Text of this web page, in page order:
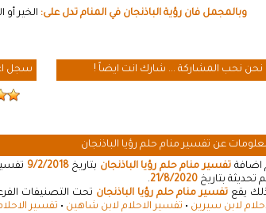
وبالمجمل فان رؤية الباذنجان في المنام تدل على: الخير
نحن نحب المشاركة ... شارك انت ايضاً ! سجل
عن تفسير منام حلم رؤيا الباذنجان
اضافةتفسير منام حلم رؤيا الباذنجان بتاريخ9/2/2018
تحديثة بتاريخ 21/8/2020
.
يقع تفسير منام حلم رؤيا الباذنجان تحت التصنيفات
لابن سيرين • تفسير الاحلام لابن شاهين • تفسير